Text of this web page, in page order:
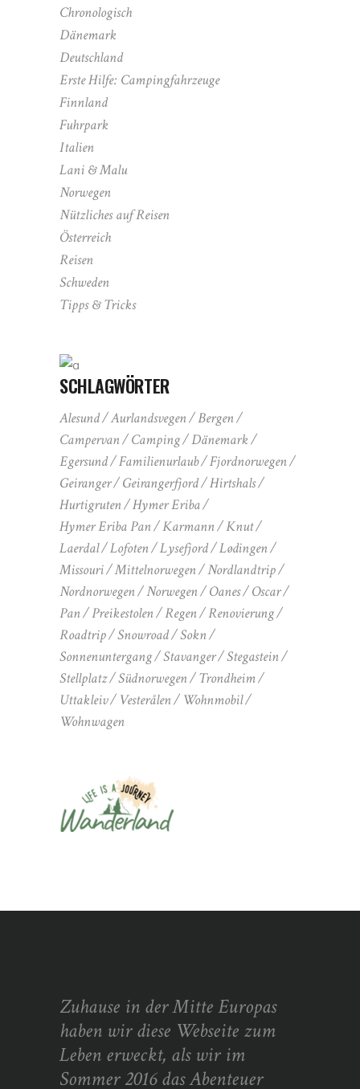
Chronologisch
Dänemark
Deutschland
Erste Hilfe: Campingfahrzeuge
Finnland
Fuhrpark
Italien
Lani & Malu
Norwegen
Nützliches auf Reisen
Österreich
Reisen
Schweden
Tipps & Tricks
SCHLAGWÖRTER
Alesund Aurlandsvegen
Bergen
Campervan
Camping
Dänemark
Egersund
Familienurlaub
Fjordnorwegen
Geiranger
Geirangerfjord
Hirtshals
Hurtigruten
Hymer Eriba
Hymer Eriba Pan
Karmann
Knut
Laerdal
Lofoten Lysefjord
Lødingen
Missouri
Mittelnorwegen
Nordlandtrip
Nordnorwegen
Norwegen Oanes
Oscar
Pan
Preikestolen Regen
Renovierung
Roadtrip
Snowroad
Sokn
Sonnenuntergang
Stavanger
Stegastein
Stellplatz
Südnorwegen
Trondheim
Uttakleiv
Vesterålen
Wohnmobil
Wohnwagen
Zuhause in der Mitte Europas
haben wir diese Webseite zum
Leben erweckt, als wir im
Sommer 2016 das Abenteuer